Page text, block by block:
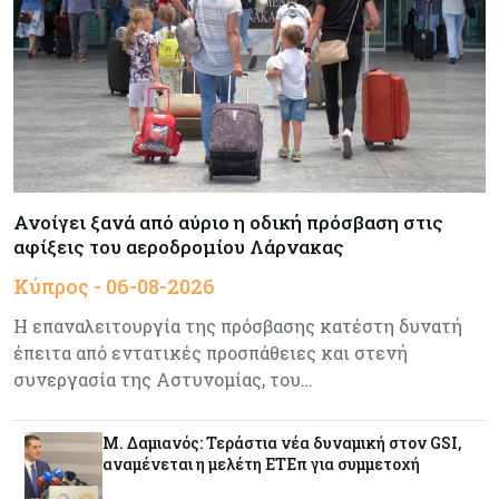
Κύπρος 06-08-2026
Δήμος Λευκωσίας: Νέα εποχή για το Παλιό ΓΣΠ
– Ολοκληρώθηκε η διαδικασία ανάθεσης των
υποστατικών
Κύπρος 06-08-2026
Ούτε άσπρος ούτε μαύρος καπνός για
κουρεμένους - Δεν έκλεισε η πόρτα για δεύτερη
Ενέργεια 06-08-2026
Τσαρλς Έλληνας για GSI: «Καταντήσαμε να
είμαστε θεατές» - Πώς η Meridiam αλλάζει τα
Crypto 06-08-2026
Ανοίγει ξανά από αύριο η οδική πρόσβαση στις
αφίξεις του αεροδρομίου Λάρνακας
Κύπρος - 06-08-2026
Η επαναλειτουργία της πρόσβασης κατέστη δυνατή
έπειτα από εντατικές προσπάθειες και στενή
συνεργασία της Αστυνομίας, του…
Μ. Δαμιανός: Τεράστια νέα δυναμική στον GSI,
αναμένεται η μελέτη ΕΤΕπ για συμμετοχή